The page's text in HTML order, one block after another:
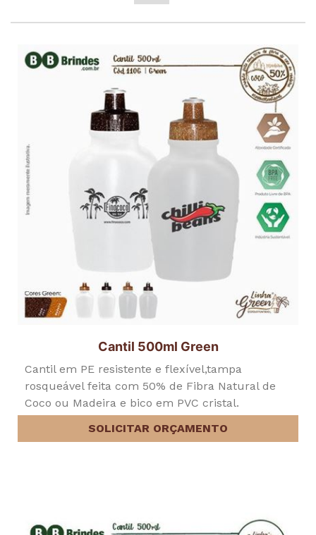
Cantil 500ml Green
Cantil em PE resistente e flexível,tampa
rosqueável feita com 50% de Fibra Natural de
Coco ou Madeira e bico em PVC cristal.
SOLICITAR ORÇAMENTO